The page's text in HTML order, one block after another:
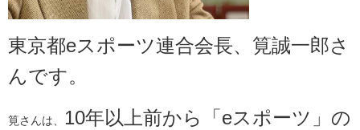
東京都eスポーツ連合会長、筧誠一郎さ
んです。
筧さんは、 10年以上前から「eスポーツ」の